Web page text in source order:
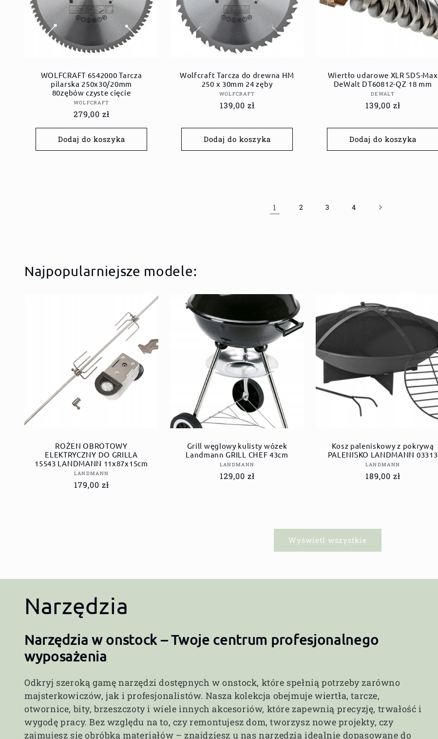
WOLFCRAFT 6542000 Tarcza
pilarska 250x30/20mm
80zębów czyste cięcie
Dostawca:
WOLFCRAFT
Cena
279,00 zł
Dodaj do koszyka
Wolfcraft Tarcza do drewna HM
250 x 30mm 24 zęby
Dostawca:
WOLFCRAFT
Cena
139,00 zł
Dodaj do koszyka
Wiertło udarowe XLR SDS-Max
DeWalt DT60812-QZ 18 mm
Dostawca:
DEWALT
Cena
139,00 zł
Dodaj do koszyka
1 2 3 4
Najpopularniejsze modele:
ROŻEN OBROTOWY
ELEKTRYCZNY DO GRILLA
15543 LANDMANN 11x87x15cm
Dostawca:
LANDMANN
Cena
179,00 zł
Grill węglowy kulisty wózek
Landmann GRILL CHEF 43cm
Dostawca:
LANDMANN
Cena
129,00 zł
Kosz paleniskowy z pokrywą
PALENISKO LANDMANN 03313
Dostawca:
LANDMANN
Cena
189,00 zł
Wyświetl wszystkie
K
o
l
e
k
Narzędzia
Narzędzia w onstock – Twoje centrum profesjonalnego
wyposażenia
Odkryj szeroką gamę narzędzi dostępnych w onstock, które spełnią potrzeby zarówno
majsterkowiczów, jak i profesjonalistów. Nasza kolekcja obejmuje wiertła, tarcze,
otwornice, bity, brzeszczoty i wiele innych akcesoriów, które zapewnią precyzję, trwałość i
wygodę pracy. Bez względu na to, czy remontujesz dom, tworzysz nowe projekty, czy
zajmujesz się obróbką materiałów – znajdziesz u nas narzędzia idealnie dopasowane do